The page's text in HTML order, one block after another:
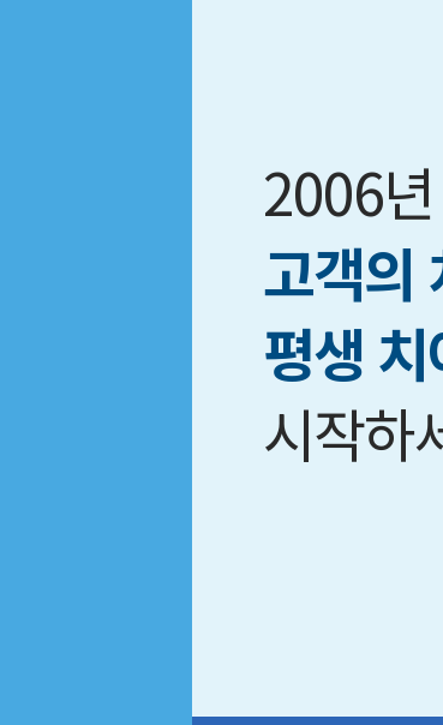
2006
고객의
평생
시작하